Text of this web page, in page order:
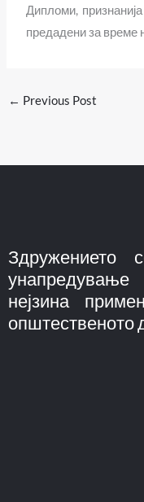
Дипломи,
предадени за време
← Previous Post
Здружението
нејзина
општественото